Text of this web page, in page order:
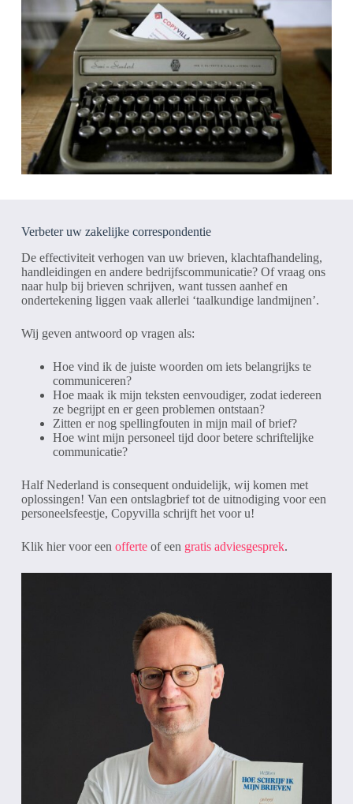
Verbeter uw zakelijke correspondentie
De effectiviteit verhogen van uw brieven, klachtafhandeling,
handleidingen en andere bedrijfscommunicatie? Of vraag ons
naar hulp bij brieven schrijven, want tussen aanhef en
ondertekening liggen vaak allerlei ‘taalkundige landmijnen’.
Wij geven antwoord op vragen als:
Hoe vind ik de juiste woorden om iets belangrijks te
communiceren?
Hoe maak ik mijn teksten eenvoudiger, zodat iedereen
ze begrijpt en er geen problemen ontstaan?
Zitten er nog spellingfouten in mijn mail of brief?
Hoe wint mijn personeel tijd door betere schriftelijke
communicatie?
Half Nederland is consequent onduidelijk, wij komen met
oplossingen! Van een ontslagbrief tot de uitnodiging voor een
personeelsfeestje, Copyvilla schrijft het voor u!
Klik hier voor een offerteof een gratis adviesgesprek.